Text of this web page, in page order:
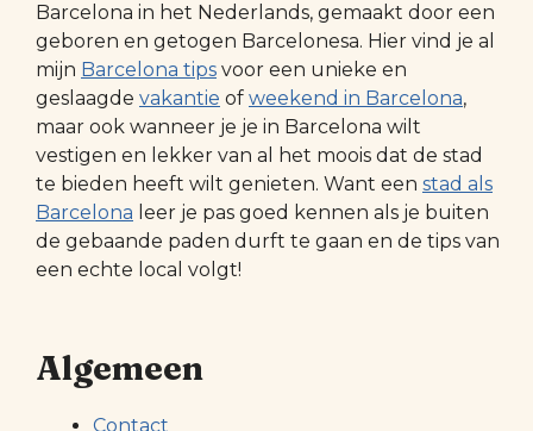
Barcelona in het Nederlands, gemaakt door een
geboren en getogen Barcelonesa. Hier vind je al
mijn Barcelona tips voor een unieke en
geslaagde vakantie of weekend in Barcelona,
maar ook wanneer je je in Barcelona wilt
vestigen en lekker van al het moois dat de stad
te bieden heeft wilt genieten. Want een stad als
Barcelona leer je pas goed kennen als je buiten
de gebaande paden durft te gaan en de tips van
een echte local volgt!
Algemeen
Contact